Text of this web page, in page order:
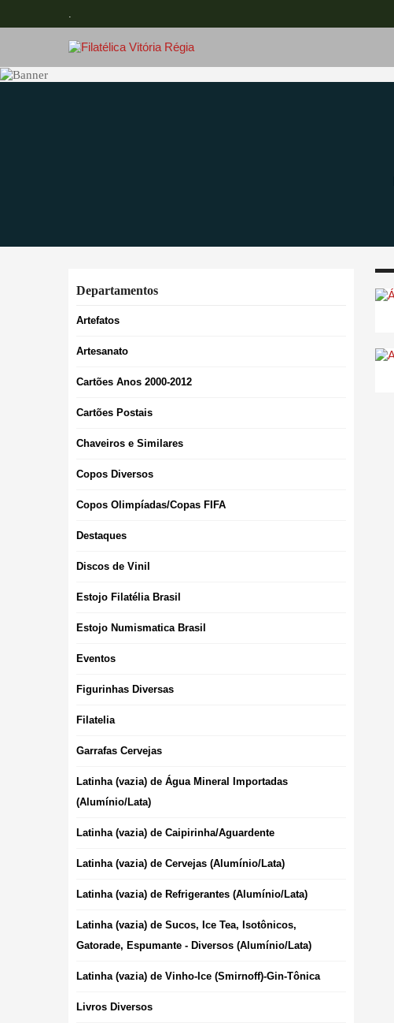
.
Departamentos
Artefatos
Artesanato
Cartões Anos 2000-2012
Cartões Postais
Chaveiros e Similares
Copos Diversos
Copos Olimpíadas/Copas FIFA
Destaques
Discos de Vinil
Estojo Filatélia Brasil
Estojo Numismatica Brasil
Eventos
Figurinhas Diversas
Filatelia
Garrafas Cervejas
Latinha (vazia) de Água Mineral Importadas
(Alumínio/Lata)
Latinha (vazia) de Caipirinha/Aguardente
Latinha (vazia) de Cervejas (Alumínio/Lata)
Latinha (vazia) de Refrigerantes (Alumínio/Lata)
Latinha (vazia) de Sucos, Ice Tea, Isotônicos,
Gatorade, Espumante - Diversos (Alumínio/Lata)
Latinha (vazia) de Vinho-Ice (Smirnoff)-Gin-Tônica
Livros Diversos